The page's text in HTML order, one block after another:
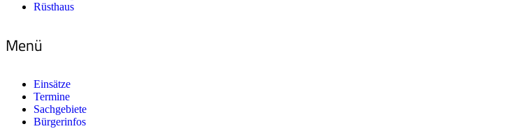
Rüsthaus
Menü
Einsätze
Termine
Sachgebiete
Bürgerinfos